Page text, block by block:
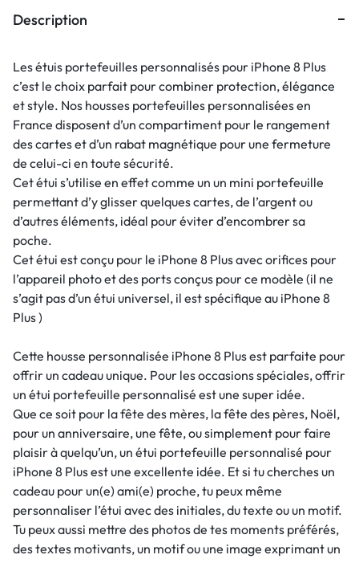
Description
Les étuis portefeuilles personnalisés pour iPhone 8 Plus
c’est le choix parfait pour combiner protection, élégance
et style. Nos housses portefeuilles personnalisées en
France disposent d’un compartiment pour le rangement
des cartes et d’un rabat magnétique pour une fermeture
de celui-ci en toute sécurité.
Cet étui s’utilise en effet comme un un mini portefeuille
permettant d’y glisser quelques cartes, de l’argent ou
d’autres éléments, idéal pour éviter d’encombrer sa
poche.
Cet étui est conçu pour le iPhone 8 Plus avec orifices pour
l’appareil photo et des ports conçus pour ce modèle (il ne
s’agit pas d’un étui universel, il est spécifique au iPhone 8
Plus )
Cette housse personnalisée iPhone 8 Plus est parfaite pour
offrir un cadeau unique. Pour les occasions spéciales, offrir
un étui portefeuille personnalisé est une super idée.
Que ce soit pour la fête des mères, la fête des pères, Noël,
pour un anniversaire, une fête, ou simplement pour faire
plaisir à quelqu’un, un étui portefeuille personnalisé pour
iPhone 8 Plus est une excellente idée. Et si tu cherches un
cadeau pour un(e) ami(e) proche, tu peux même
personnaliser l’étui avec des initiales, du texte ou un motif.
Tu peux aussi mettre des photos de tes moments préférés,
des textes motivants, un motif ou une image exprimant un